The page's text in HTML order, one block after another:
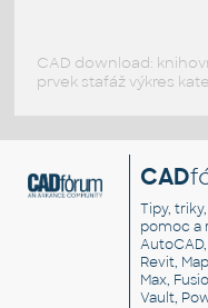
CAD download:
prvek stafáž výkres
CAD
Tipy,
pomoc a
Revit,
Max,
Vault,